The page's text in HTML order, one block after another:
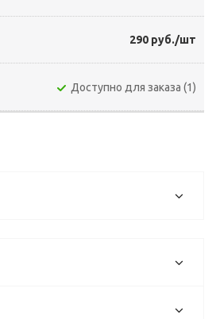
290 руб./шт
Доступно для заказа (1)